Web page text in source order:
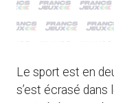
Le sport est en
s’est écrasé